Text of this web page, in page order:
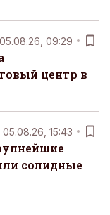
05.08.26, 09:29
центр в
05.08.26, 15:43
солидные